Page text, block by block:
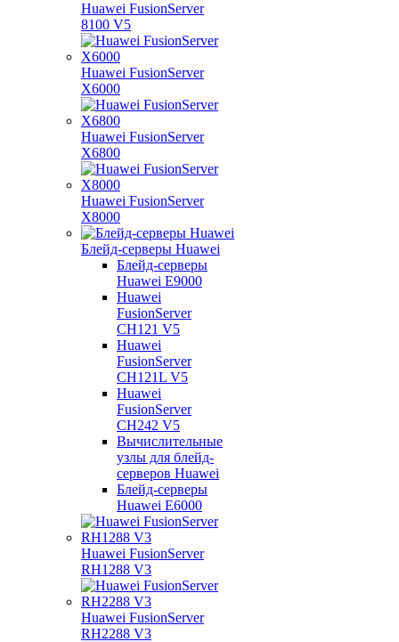
Huawei FusionServer
8100 V5
Huawei FusionServer
X6000
Huawei FusionServer
X6800
Huawei FusionServer
X8000
Блейд-серверы Huawei
Блейд-серверы
Huawei E9000
Huawei
FusionServer
CH121 V5
Huawei
FusionServer
CH121L V5
Huawei
FusionServer
CH242 V5
Вычислительные
узлы для блейд-
серверов Huawei
Блейд-серверы
Huawei E6000
Huawei FusionServer
RH1288 V3
Huawei FusionServer
RH2288 V3